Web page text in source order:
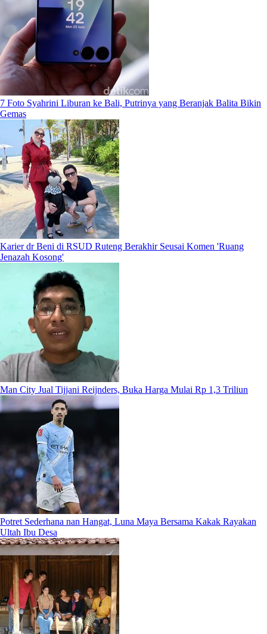
7 Foto Syahrini Liburan ke Bali, Putrinya yang Beranjak Balita Bikin
Gemas
Karier dr Beni di RSUD Ruteng Berakhir Seusai Komen 'Ruang
Jenazah Kosong'
Man City Jual Tijjani Reijnders, Buka Harga Mulai Rp 1,3 Triliun
Potret Sederhana nan Hangat, Luna Maya Bersama Kakak Rayakan
Ultah Ibu Desa